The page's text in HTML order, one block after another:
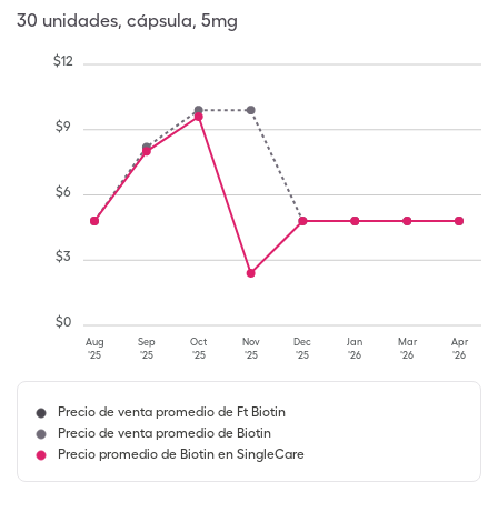
30 unidades, cápsula, 5mg
Aug
'25
Sep
'25
Oct
'25
Nov
'25
Dec
'25
Jan
'26
Mar
'26
Apr
'26
$0
$3
$6
$9
$12
Precio de venta promedio de Ft Biotin
Precio de venta promedio de Biotin
Precio promedio de Biotin en SingleCare